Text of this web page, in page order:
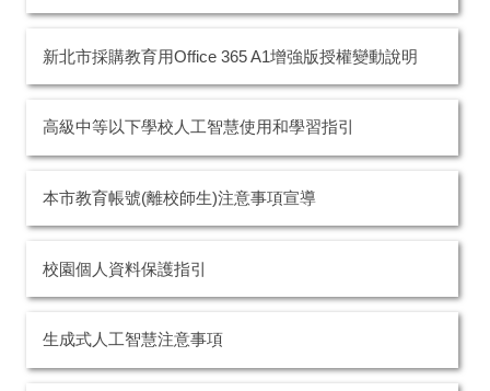
新北市採購教育用Office 365 A1增強版授權變動說明
高級中等以下學校人工智慧使用和學習指引
本市教育帳號(離校師生)注意事項宣導
校園個人資料保護指引
生成式人工智慧注意事項